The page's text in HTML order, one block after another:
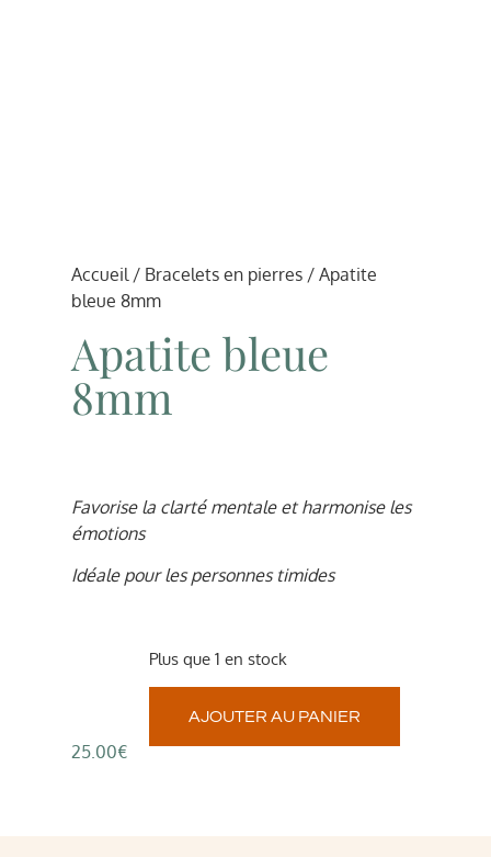
Accueil / Bracelets en pierres / Apatite
bleue 8mm
Apatite bleue
8mm
Favorise la clarté mentale et harmonise les
émotions
Idéale pour les personnes timides
25.00€
Plus que 1 en stock
AJOUTER AU PANIER